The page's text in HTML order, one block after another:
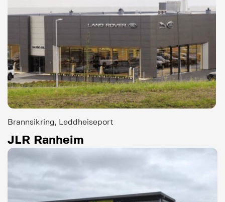
Brannsikring, Leddheiseport
JLR Ranheim